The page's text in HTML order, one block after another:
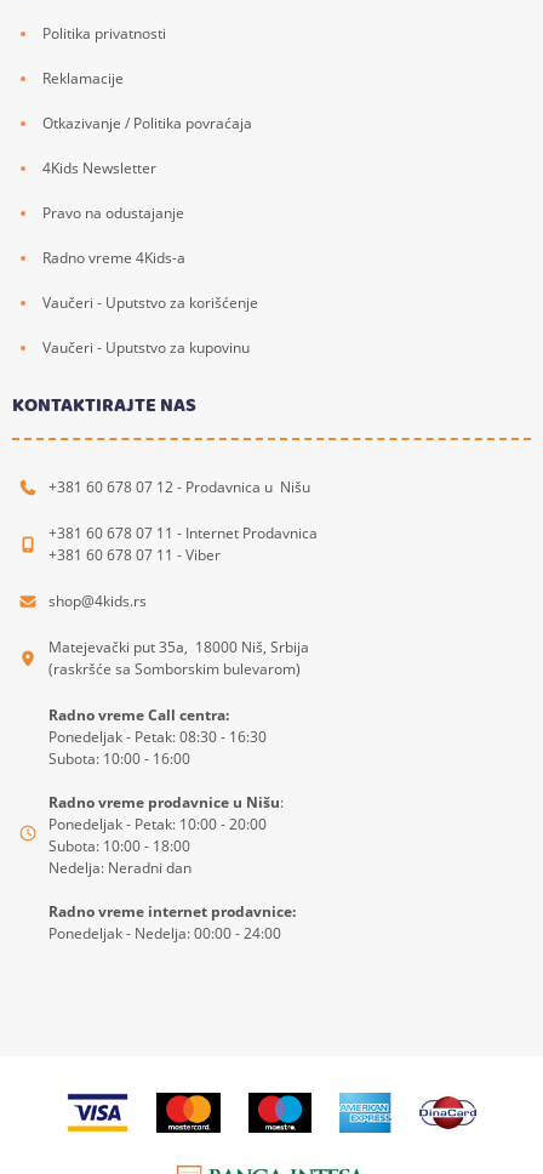
Politika privatnosti
Reklamacije
Otkazivanje / Politika povraćaja
4Kids Newsletter
Pravo na odustajanje
Radno vreme 4Kids-a
Vaučeri - Uputstvo za korišćenje
Vaučeri - Uputstvo za kupovinu
KONTAKTIRAJTE NAS
+381 60 678 07 12 - Prodavnica u Nišu
+381 60 678 07 11 - Internet Prodavnica
+381 60 678 07 11 - Viber
shop@4kids.rs
Matejevački put 35a, 18000 Niš, Srbija
(raskršće sa Somborskim bulevarom)
Radno vreme Call centra:
Ponedeljak - Petak: 08:30 - 16:30
Subota: 10:00 - 16:00
Radno vreme prodavnice u Nišu:
Ponedeljak - Petak: 10:00 - 20:00
Subota: 10:00 - 18:00
Nedelja: Neradni dan
Radno vreme internet prodavnice:
Ponedeljak - Nedelja: 00:00 - 24:00